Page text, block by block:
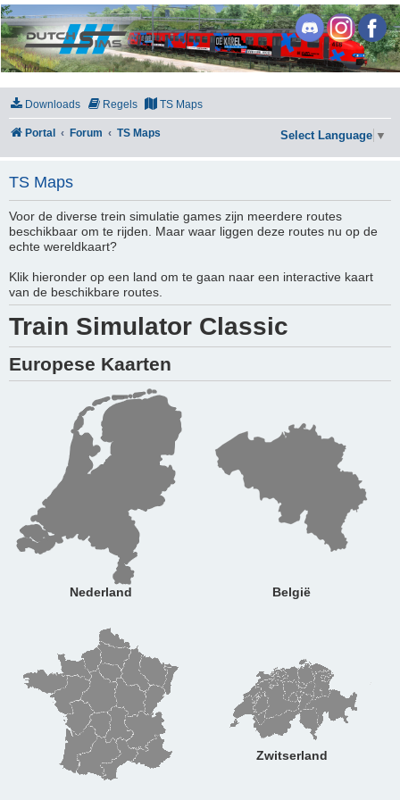
DutchSims
Downloads Regels TS Maps
Portal Forum TS Maps Select Language ▼
TS Maps
Voor de diverse trein simulatie games zijn meerdere routes
beschikbaar om te rijden. Maar waar liggen deze routes nu op de
echte wereldkaart?
Klik hieronder op een land om te gaan naar een interactive kaart
van de beschikbare routes.
Train Simulator Classic
Europese Kaarten
Nederland België
Zwitserland